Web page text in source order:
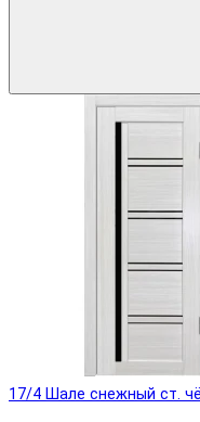
17/4 Шале снежный ст.